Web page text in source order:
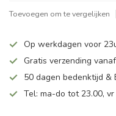
Toevoegen om te vergelijken
Op werkdagen voor
Gratis verzending
50 dagen bedenktijd
Tel: ma-do tot 23.00,